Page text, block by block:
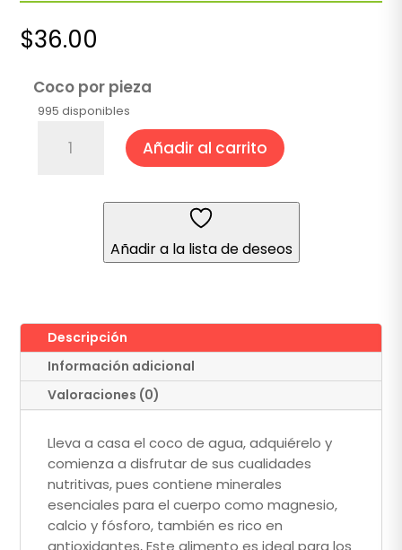
$36.00
Coco por pieza
995 disponibles
cantidad
Añadir al carrito
Añadir a la lista de deseos
Descripción
Información adicional
Valoraciones (0)
Lleva a casa el coco de agua, adquiérelo y
comienza a disfrutar de sus cualidades
nutritivas, pues contiene minerales
esenciales para el cuerpo como magnesio,
calcio y fósforo, también es rico en
antioxidantes, Este alimento es ideal para los